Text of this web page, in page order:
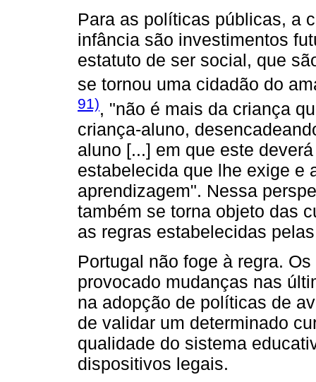
Para as políticas públicas, a
infância são investimentos
estatuto de ser social, que
se tornou uma cidadão do
91), "não é mais da criança
criança-aluno,
aluno [...] em que este
estabelecida que lhe exige e
aprendizagem". Nessa
também se torna objeto das
as regras estabelecidas
Portugal não foge à regra.
provocado mudanças nas
na adopção de políticas de
de validar um determinado
qualidade do sistema
dispositivos legais.